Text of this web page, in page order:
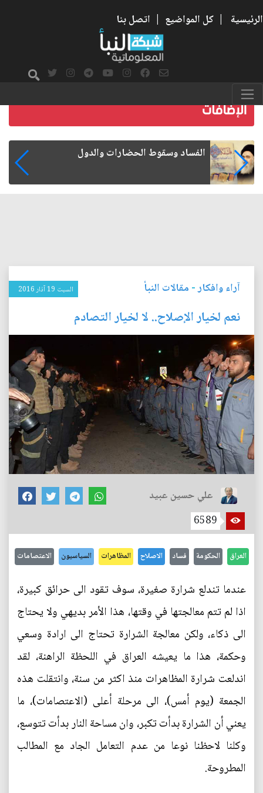
الرئيسية | كل المواضيع | اتصل بنا
رواتب الموظفين على صفيح ساخن
آراء وافكار- مقالات النبأ السبت 19 آذار 2016
نعم لخيار الإصلاح.. لا لخيار التصادم
علي حسين عبيد
6589
العراق الحكومة فساد الاصلاح المظاهرات السياسيون الاعتصامات
عندما تندلع شرارة صغيرة، سوف تقود الى حرائق كبيرة،
اذا لم تتم معالجتها في وقتها، هذا الأمر بديهي ولا يحتاج
الى ذكاء، ولكن معالجة الشرارة تحتاج الى ارادة وسعي
وحكمة، هذا ما يعيشه العراق في اللحظة الراهنة، لقد
اندلعت شرارة المظاهرات منذ اكثر من سنة، وانتقلت هذه
الجمعة (يوم أمس)، الى مرحلة أعلى (الاعتصامات)، ما
يعني أن الشرارة بدأت تكبر، وان مساحة النار بدأت تتوسع،
وكلنا لاحظنا نوعا من عدم التعامل الجاد مع المطالب
المطروحة.